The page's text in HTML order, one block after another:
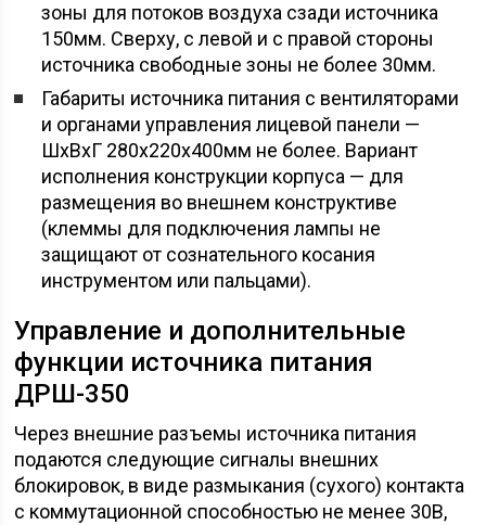
зоны для потоков воздуха сзади источника
150мм. Сверху, с левой и с правой стороны
источника свободные зоны не более 30мм.
Габариты источника питания с вентиляторами
и органами управления лицевой панели —
ШхВхГ 280х220х400мм не более. Вариант
исполнения конструкции корпуса — для
размещения во внешнем конструктиве
(клеммы для подключения лампы не
защищают от сознательного косания
инструментом или пальцами).
Управление и дополнительные
функции источника питания
ДРШ-350
Через внешние разъемы источника питания
подаются следующие сигналы внешних
блокировок, в виде размыкания (сухого) контакта
с коммутационной способностью не менее 30В,